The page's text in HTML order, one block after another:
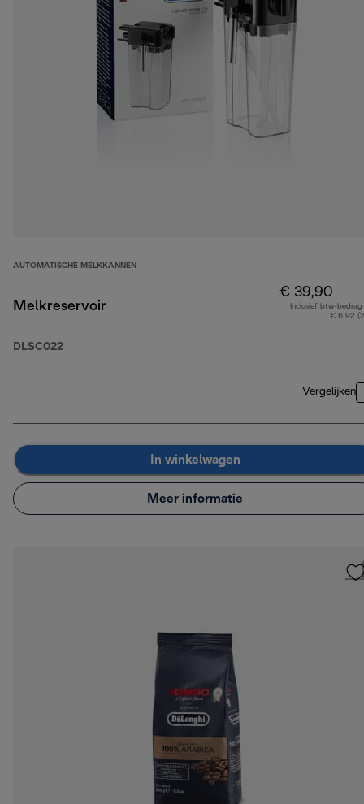
AUTOMATISCHE MELKKANNEN
Melkreservoir
DLSC022
€ 39,90
Inclusief btw-bedrag
€ 6,92
Vergelijken
In winkelwagen
Meer informatie